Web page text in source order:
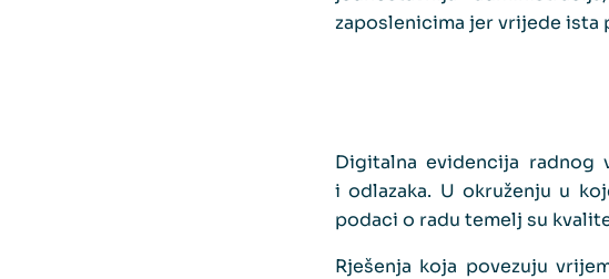
zaposlenicima jer vrijede ista
Digitalna evidencija radnog
i odlazaka. U okruženju u
podaci o radu temelj su
Rješenja koja povezuju